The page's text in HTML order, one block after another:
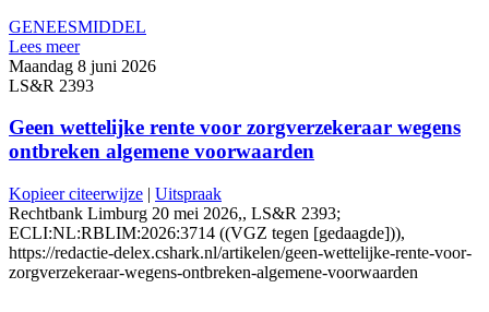
GENEESMIDDEL
Lees meer
Maandag 8 juni 2026
LS&R 2393
Geen wettelijke rente voor zorgverzekeraar wegens
ontbreken algemene voorwaarden
Kopieer citeerwijze | Uitspraak
Rechtbank Limburg 20 mei 2026,, LS&R 2393;
ECLI:NL:RBLIM:2026:3714 ((VGZ tegen [gedaagde])),
https://redactie-delex.cshark.nl/artikelen/geen-wettelijke-rente-voor-
zorgverzekeraar-wegens-ontbreken-algemene-voorwaarden